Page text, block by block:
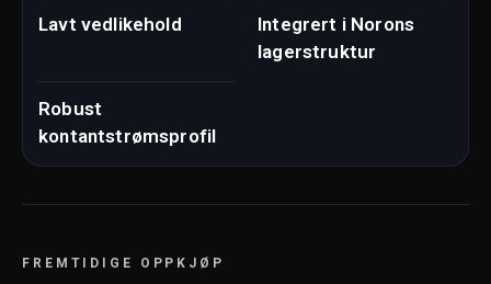
Lavt vedlikehold
Integrert i Norons
lagerstruktur
Robust
kontantstrømsprofil
FREMTIDIGE OPPKJØP